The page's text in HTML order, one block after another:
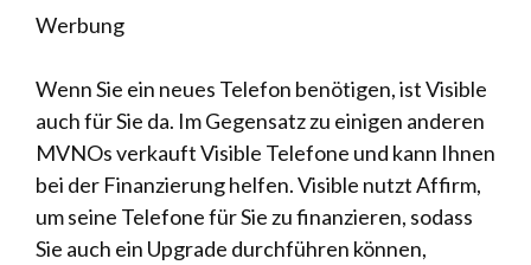
Werbung
Wenn Sie ein neues Telefon benötigen, ist Visible
auch für Sie da. Im Gegensatz zu einigen anderen
MVNOs verkauft Visible Telefone und kann Ihnen
bei der Finanzierung helfen. Visible nutzt Affirm,
um seine Telefone für Sie zu finanzieren, sodass
Sie auch ein Upgrade durchführen können,